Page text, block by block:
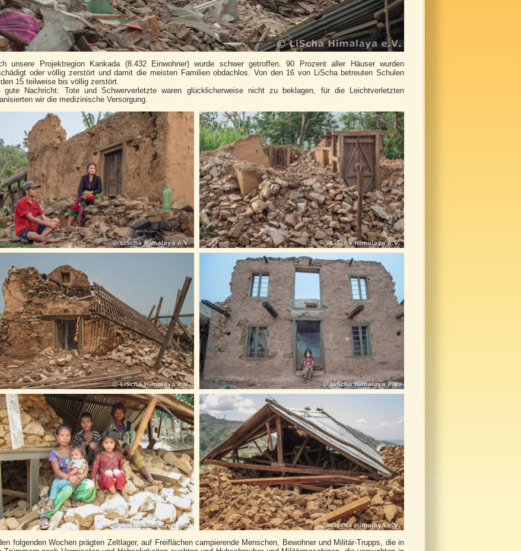
unsere Projektregion Kankada (8.432 Einwohner) wurde schwer getroffen. 90 Prozent aller Häuser wurden
oder völlig zerstört und damit die meisten Familien obdachlos. Von den 16 von LiScha betreuten Schulen
15 teilweise bis völlig zerstört.
gute Nachricht: Tote und Schwerverletzte waren glücklicherweise nicht zu beklagen, für die Leichtverletzten
wir die medizinische Versorgung.
folgenden Wochen prägten Zeltlager, auf Freiflächen campierende Menschen, Bewohner und Militär-Trupps, die in